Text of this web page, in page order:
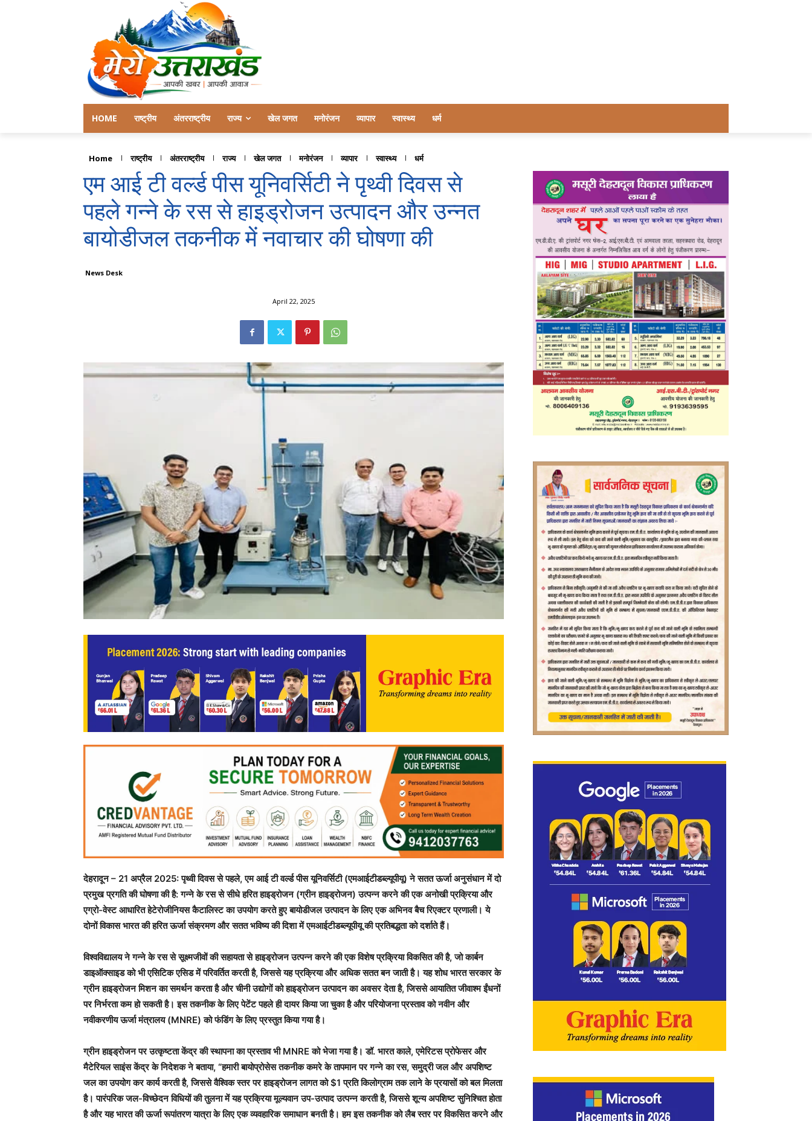
HOME राष्ट्रीय अंतरराष्ट्रीय राज्य खेल जगत मनोरंजन व्यापार स्वास्थ्य धर्म
Home राष्ट्रीय अंतरराष्ट्रीय राज्य खेल जगत मनोरंजन व्यापार स्वास्थ्य धर्म
एम आई टी वर्ल्ड पीस यूनिवर्सिटी ने पृथ्वी दिवस से
पहले गन्ने के रस से हाइड्रोजन उत्पादन और उन्नत
बायोडीजल तकनीक में नवाचार की घोषणा की
News Desk
April 22, 2025
देहरादून – 21 अप्रैल 2025: पृथ्वी दिवस से पहले, एम आई टी वर्ल्ड पीस यूनिवर्सिटी (एमआईटीडब्ल्यूपीयू) ने सतत ऊर्जा अनुसंधान में दो
प्रमुख प्रगति की घोषणा की है: गन्ने के रस से सीधे हरित हाइड्रोजन (ग्रीन हाइड्रोजन) उत्पन्न करने की एक अनोखी प्रक्रिया और
एग्रो-वेस्ट आधारित हेटेरोजीनियस कैटालिस्ट का उपयोग करते हुए बायोडीजल उत्पादन के लिए एक अभिनव बैच रिएक्टर प्रणाली। ये
दोनों विकास भारत की हरित ऊर्जा संक्रमण और सतत भविष्य की दिशा में एमआईटीडब्ल्यूपीयू की प्रतिबद्धता को दर्शाते हैं।
विश्वविद्यालय ने गन्ने के रस से सूक्ष्मजीवों की सहायता से हाइड्रोजन उत्पन्न करने की एक विशेष प्रक्रिया विकसित की है, जो कार्बन
डाइऑक्साइड को भी एसिटिक एसिड में परिवर्तित करती है, जिससे यह प्रक्रिया और अधिक सतत बन जाती है। यह शोध भारत सरकार के
ग्रीन हाइड्रोजन मिशन का समर्थन करता है और चीनी उद्योगों को हाइड्रोजन उत्पादन का अवसर देता है, जिससे आयातित जीवाश्म ईंधनों
पर निर्भरता कम हो सकती है। इस तकनीक के लिए पेटेंट पहले ही दायर किया जा चुका है और परियोजना प्रस्ताव को नवीन और
नवीकरणीय ऊर्जा मंत्रालय (MNRE) को फंडिंग के लिए प्रस्तुत किया गया है।
ग्रीन हाइड्रोजन पर उत्कृष्टता केंद्र की स्थापना का प्रस्ताव भी MNRE को भेजा गया है। डॉ. भारत काले, एमेरिटस प्रोफेसर और
मैटेरियल साइंस केंद्र के निदेशक ने बताया, “हमारी बायोप्रोसेस तकनीक कमरे के तापमान पर गन्ने का रस, समुद्री जल और अपशिष्ट
जल का उपयोग कर कार्य करती है, जिससे वैश्विक स्तर पर हाइड्रोजन लागत को $1 प्रति किलोग्राम तक लाने के प्रयासों को बल मिलता
है। पारंपरिक जल-विच्छेदन विधियों की तुलना में यह प्रक्रिया मूल्यवान उप-उत्पाद उत्पन्न करती है, जिससे शून्य अपशिष्ट सुनिश्चित होता
है और यह भारत की ऊर्जा रूपांतरण यात्रा के लिए एक व्यवहारिक समाधान बनती है। हम इस तकनीक को लैब स्तर पर विकसित करने और